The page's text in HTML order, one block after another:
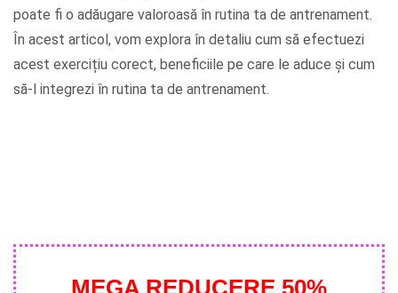
poate fi o adăugare valoroasă în rutina ta de antrenament.
În acest articol, vom explora în detaliu cum să efectuezi
acest exercițiu corect, beneficiile pe care le aduce și cum
să-l integrezi în rutina ta de antrenament.